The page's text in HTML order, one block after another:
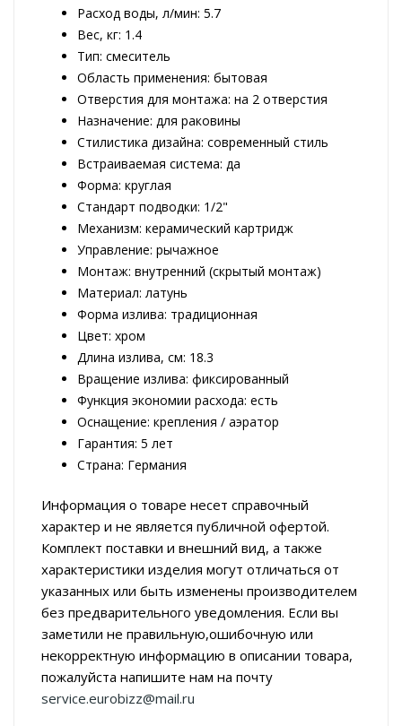
Расход воды, л/мин: 5.7
Вес, кг: 1.4
Тип: смеситель
Область применения: бытовая
Отверстия для монтажа: на 2 отверстия
Назначение: для раковины
Стилистика дизайна: современный стиль
Встраиваемая система: да
Форма: круглая
Стандарт подводки: 1/2"
Механизм: керамический картридж
Управление: рычажное
Монтаж: внутренний (скрытый монтаж)
Материал: латунь
Форма излива: традиционная
Цвет: хром
Длина излива, см: 18.3
Вращение излива: фиксированный
Функция экономии расхода: есть
Оснащение: крепления / аэратор
Гарантия: 5 лет
Страна: Германия
Информация о товаре несет справочный
характер и не является публичной офертой.
Комплект поставки и внешний вид, а также
характеристики изделия могут отличаться от
указанных или быть изменены производителем
без предварительного уведомления. Если вы
заметили не правильную,ошибочную или
некорректную информацию в описании товара,
пожалуйста напишите нам на почту
service.eurobizz@mail.ru